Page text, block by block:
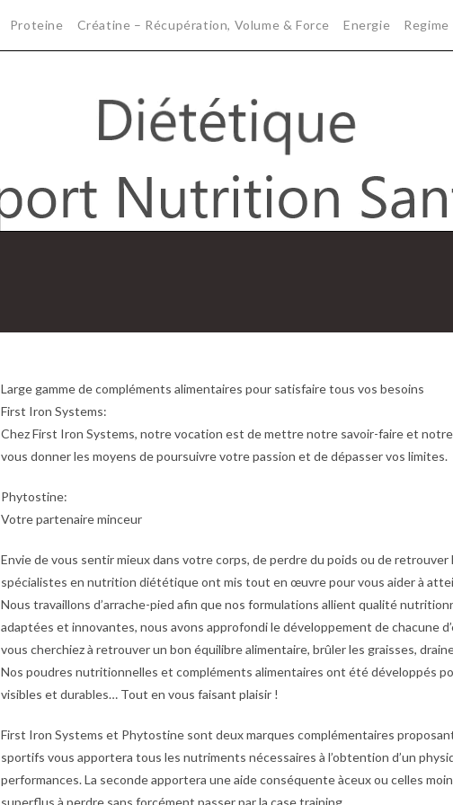
Proteine Créatine – Récupération, Volume & Force Energie Regime
Large gamme de compléments alimentaires pour satisfaire tous vos besoins
First Iron Systems:
Chez First Iron Systems, notre vocation est de mettre notre savoir-faire et
vous donner les moyens de poursuivre votre passion et de dépasser vos limites.
Phytostine:
Votre partenaire minceur
Envie de vous sentir mieux dans votre corps, de perdre du poids ou de
spécialistes en nutrition diététique ont mis tout en œuvre pour vous aider à
Nous travaillons d’arrache-pied afin que nos formulations allient qualité
adaptées et innovantes, nous avons approfondi le développement de chacune
vous cherchiez à retrouver un bon équilibre alimentaire, brûler les graisses,
Nos poudres nutritionnelles et compléments alimentaires ont été développés
visibles et durables… Tout en vous faisant plaisir !
First Iron Systems et Phytostine sont deux marques complémentaires
sportifs vous apportera tous les nutriments nécessaires à l’obtention d’un
performances. La seconde apportera une aide conséquente àceux ou celles
superflus à perdre sans forcément passer par la case training.